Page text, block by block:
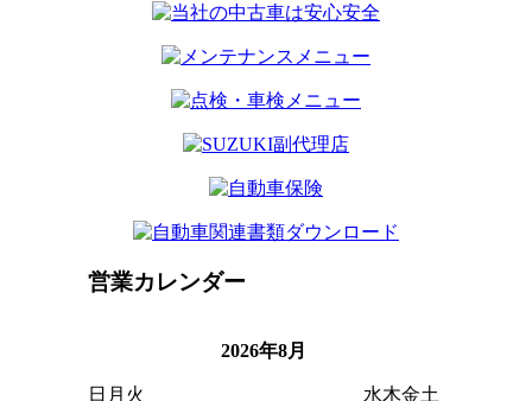
営業カレンダー
2026年8月
日 月 火 水木金土